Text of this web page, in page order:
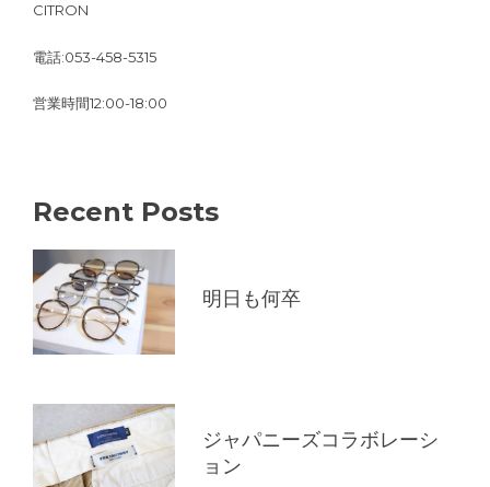
CITRON
電話:053-458-5315
営業時間12:00-18:00
Recent Posts
明日も何卒
ジャパニーズコラボレーシ
ョン